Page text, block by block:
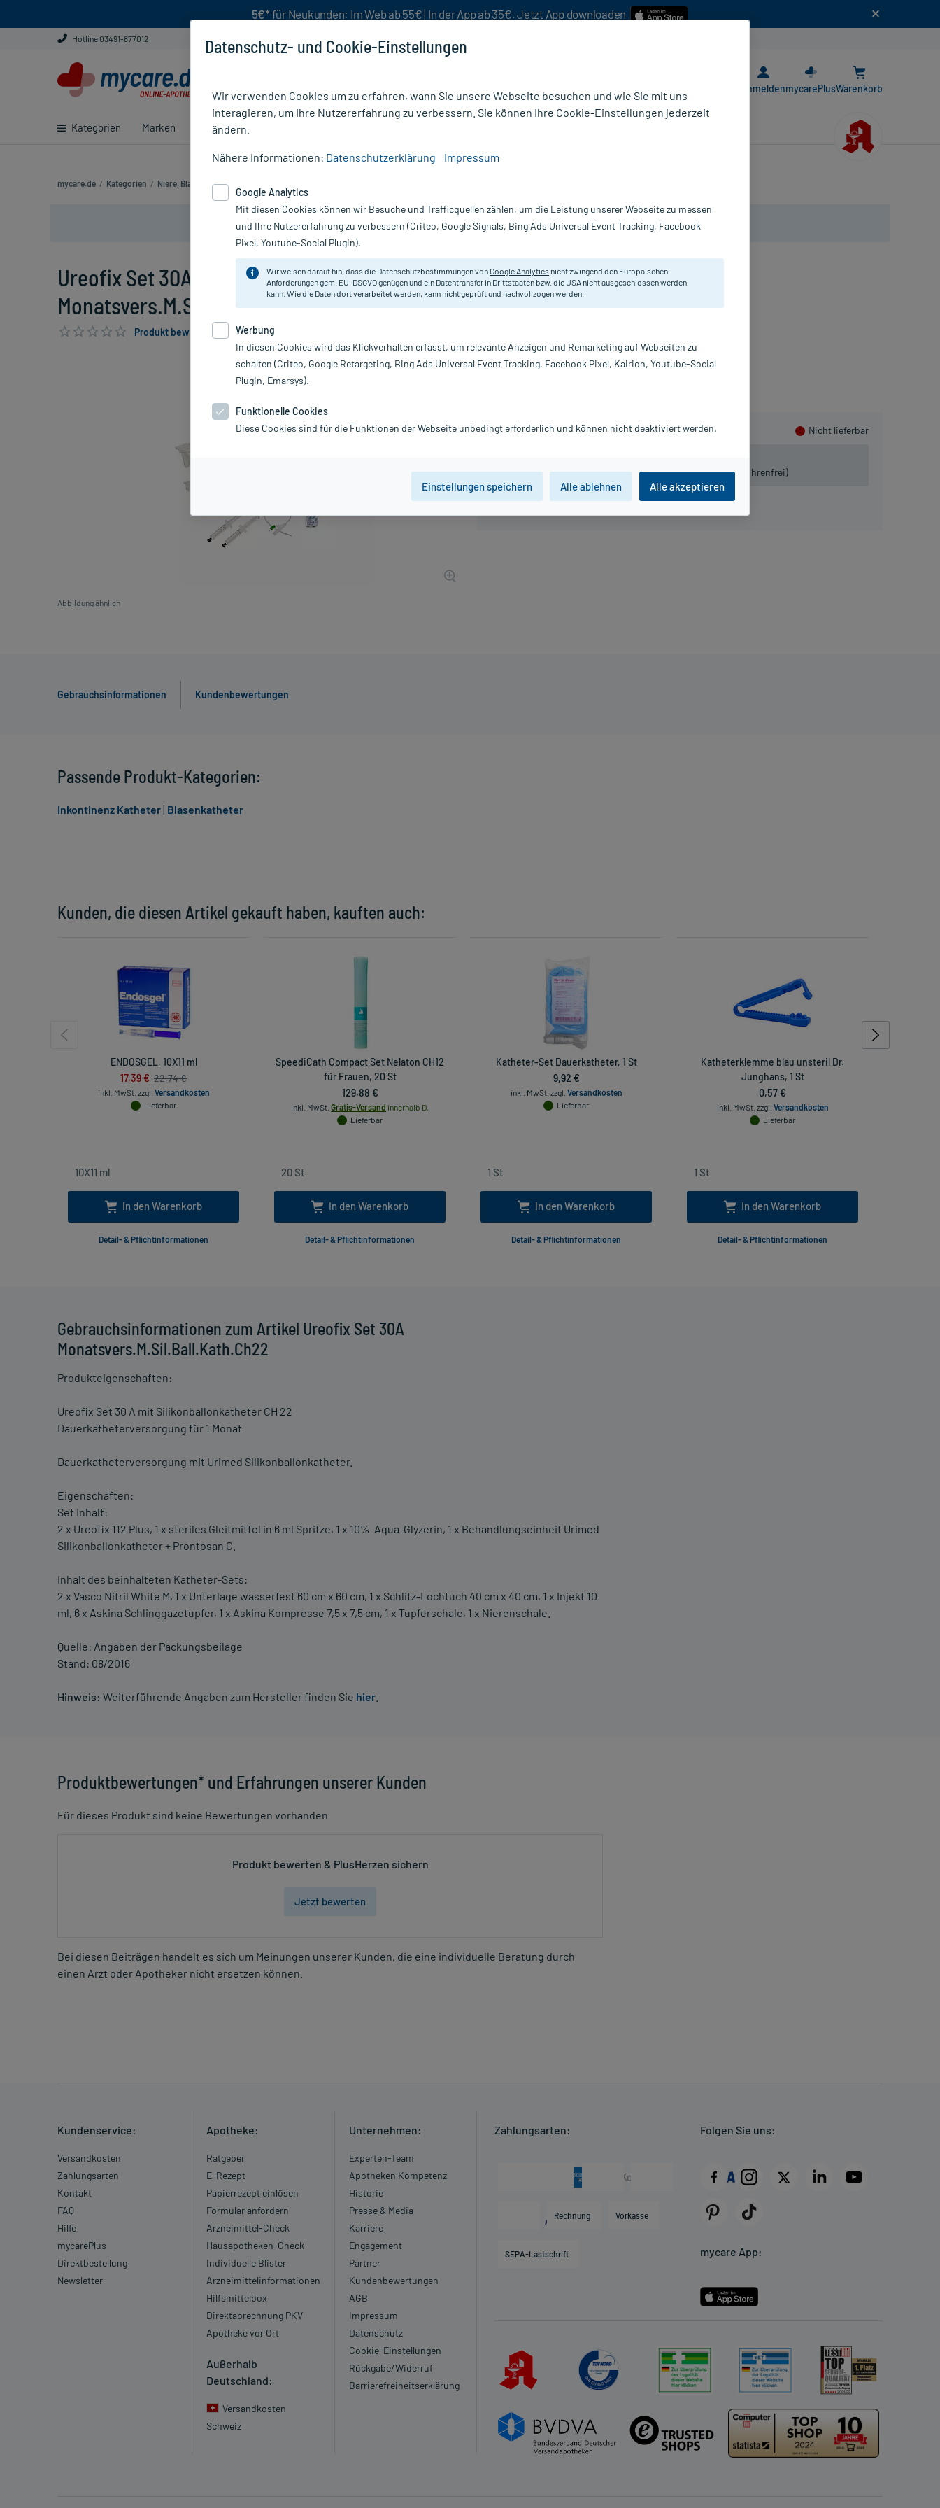
5€* für Neukunden: Im Web ab 55€ | In der App ab 35€. Jetzt App downloaden
Hotline 03491-877012
Kategorien Marken Ratgeber
AnmeldenmycarePlusWarenkorb
mycare.de / Kategorien / Niere, Blase & Prostata
Nur für kurze Zeit:Gratis-Versand* ab 19€ Mindestbestellwert!
Ureofix Set 30A
Monatsvers.M.Sil.Ball.Kath.Ch22, 1 St
Produkt bewerten & PlusHerzen sichern
Abbildung ähnlich
44,12 €
Nicht lieferbar
Beratung für Produktalternativen:Tel. 03491-8770120 (gebührenfrei)
Dauerkatheterversorgung mit Urimed Silikonballonkatheter.
Inhalt:
1 St
Gebrauchsinformationen Kundenbewertungen
Gebrauchsinformationen zum Artikel Ureofix Set 30A
Monatsvers.M.Sil.Ball.Kath.Ch22
Produkteigenschaften:
Ureofix Set 30 A mit Silikonballonkatheter CH 22
Dauerkatheterversorgung für 1 Monat
Dauerkatheterversorgung mit Urimed Silikonballonkatheter.
Eigenschaften:
Set Inhalt:
2 x Ureofix 112 Plus, 1 x steriles Gleitmittel in 6 ml Spritze, 1 x 10%-Aqua-Glyzerin, 1 x Behandlungseinheit Urimed
Silikonballonkatheter + Prontosan C.
Inhalt des beinhalteten Katheter-Sets:
2 x Vasco Nitril White M, 1 x Unterlage wasserfest 60 cm x 60 cm, 1 x Schlitz-Lochtuch 40 cm x 40 cm, 1 x Injekt 10
ml, 6 x Askina Schlinggazetupfer, 1 x Askina Kompresse 7,5 x 7,5 cm, 1 x Tupferschale, 1 x Nierenschale.
Quelle: Angaben der Packungsbeilage
Stand: 08/2016
Hinweis: Weiterführende Angaben zum Hersteller finden Sie hier
Produktbewertungen* und Erfahrungen unserer Kunden
Für dieses Produkt sind keine Bewertungen vorhanden
Produkt bewerten & PlusHerzen sichern
Jetzt bewerten
Bei diesen Beiträgen handelt es sich um Meinungen unserer Kunden, die eine individuelle Beratung durch
einen Arzt oder Apotheker nicht ersetzen können.
Kunden, die diesen Artikel gekauft haben, kauften auch:
ENDOSGEL, 10X11 ml
17,39 € 22,74 €
inkl. MwSt. zzgl. Versandkosten
Lieferbar
In den Warenkorb
Detail- & Pflichtinformationen
SpeediCath Compact Set Nelaton CH12
für Frauen, 20 St
129,88 €
inkl. MwSt. Gratis-Versand innerhalb D.
Lieferbar
In den Warenkorb
Detail- & Pflichtinformationen
Katheter-Set Dauerkatheter, 1 St
9,92 €
inkl. MwSt. zzgl. Versandkosten
Lieferbar
In den Warenkorb
Detail- & Pflichtinformationen
Katheterklemme blau unsteril Dr.
Junghans, 1 St
0,57 €
inkl. MwSt. zzgl. Versandkosten
Lieferbar
In den Warenkorb
Detail- & Pflichtinformationen
Passende Produkt-Kategorien:
Inkontinenz Katheter| Blasenkatheter
Kundenservice:
Versandkosten
Zahlungsarten
Kontakt
FAQ
Hilfe
mycarePlus
Direktbestellung
Newsletter
Apotheke:
Ratgeber
E-Rezept
Papierrezept einlösen
Formular anfordern
Arzneimittel-Check
Hausapotheken-Check
Individuelle Blister
Arzneimittelinformationen
Hilfsmittelbox
Direktabrechnung PKV
Apotheke vor Ort
Außerhalb
Deutschland:
Versandkosten
Schweiz
Unternehmen:
Experten-Team
Apotheken Kompetenz
Historie
Presse & Media
Karriere
Engagement
Partner
Kundenbewertungen
AGB
Impressum
Datenschutz
Cookie-Einstellungen
Rückgabe/Widerruf
Barrierefreiheitserklärung
Zahlungsarten:
Rechnung Vorkasse
SEPA-Lastschrift
Folgen Sie uns:
mycare App:
Datenschutz- und Cookie-Einstellungen
Wir verwenden Cookies um zu erfahren, wann Sie unsere Webseite besuchen und wie Sie mit uns
interagieren, um Ihre Nutzererfahrung zu verbessern. Sie können Ihre Cookie-Einstellungen jederzeit
ändern.
Nähere Informationen: Datenschutzerklärung Impressum
Google Analytics
Mit diesen Cookies können wir Besuche und Trafficquellen zählen, um die Leistung unserer Webseite zu messen
und Ihre Nutzererfahrung zu verbessern (Criteo, Google Signals, Bing Ads Universal Event Tracking, Facebook
Pixel, Youtube-Social Plugin).
Wir weisen darauf hin, dass die Datenschutzbestimmungen vonGoogle Analytics nicht zwingend den Europäischen
Anforderungen gem. EU-DSGVO genügen und ein Datentransfer in Drittstaaten bzw. die USA nicht ausgeschlossen werden
kann. Wie die Daten dort verarbeitet werden, kann nicht geprüft und nachvollzogen werden.
Werbung
In diesen Cookies wird das Klickverhalten erfasst, um relevante Anzeigen und Remarketing auf Webseiten zu
schalten (Criteo, Google Retargeting, Bing Ads Universal Event Tracking, Facebook Pixel, Kairion, Youtube-Social
Plugin, Emarsys).
Funktionelle Cookies
Diese Cookies sind für die Funktionen der Webseite unbedingt erforderlich und können nicht deaktiviert werden.
Einstellungen speichern Alle ablehnen Alle akzeptieren